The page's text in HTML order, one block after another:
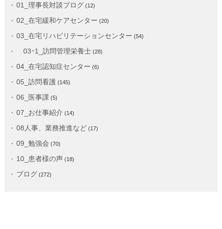
01_理事長対談ブログ (12)
02_在宅緩和ケアセンター (20)
03_在宅リハビリテーションセンター (54)
03ｰ1_訪問管理栄養士(28)
04_在宅認知症センター (6)
05_訪問看護 (145)
06_医事課 (5)
07_お仕事紹介 (14)
08人事、業務推進など (17)
09_勉強会 (70)
10_患者様の声 (18)
ブログ (272)